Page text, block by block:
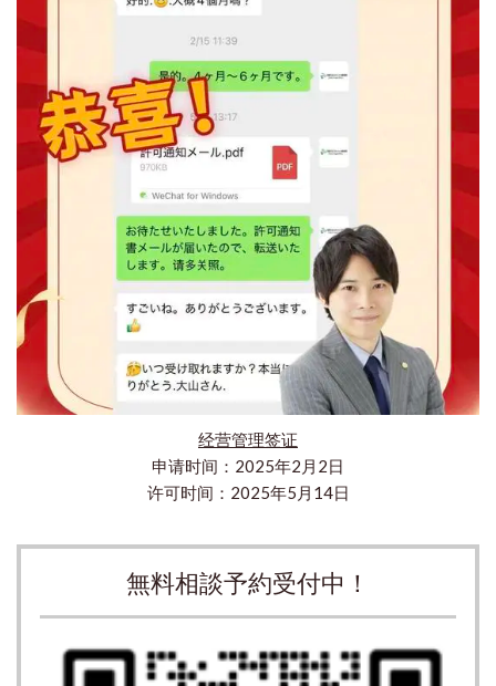
经营管理签证
申请时间：2025年2月2日
许可时间：2025年5月14日
無料相談予約受付中！